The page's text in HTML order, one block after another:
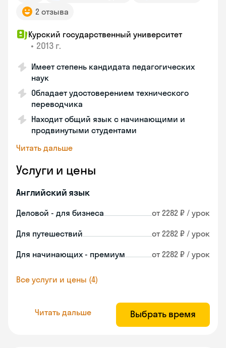
2 отзыва
Курский государственный университет
• 2013 г.
Имеет степень кандидата педагогических
наук
Обладает удостоверением технического
переводчика
Находит общий язык с начинающими и
продвинутыми студентами
Читать дальше
Услуги и цены
Английский язык
Деловой - для бизнеса от 2282 ₽ / урок
Для путешествий от 2282 ₽ / урок
Для начинающих - премиум от 2282 ₽ / урок
Все услуги и цены (4)
Читать дальше Выбрать время